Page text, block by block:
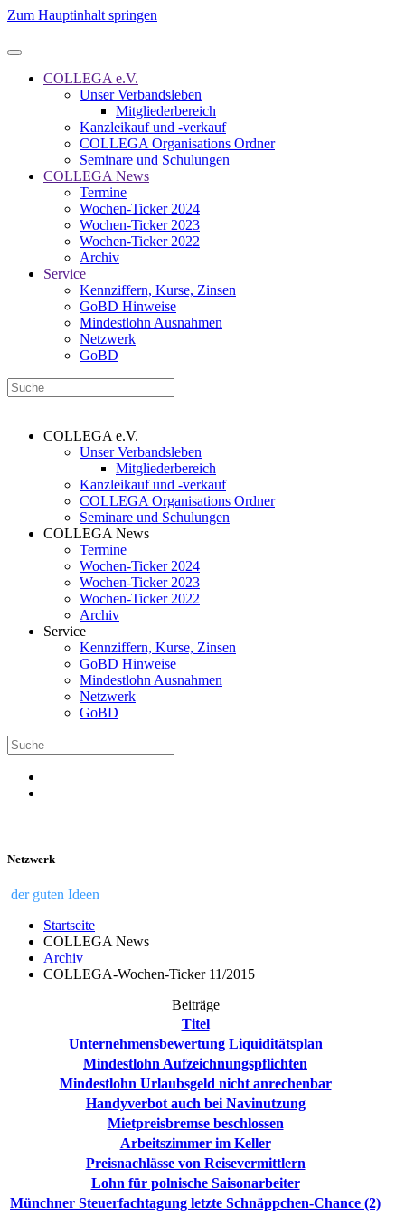
Zum Hauptinhalt springen
COLLEGA e.V.
Unser Verbandsleben
Mitgliederbereich
Kanzleikauf und -verkauf
COLLEGA Organisations Ordner
Seminare und Schulungen
COLLEGA News
Termine
Wochen-Ticker 2024
Wochen-Ticker 2023
Wochen-Ticker 2022
Archiv
Service
Kennziffern, Kurse, Zinsen
GoBD Hinweise
Mindestlohn Ausnahmen
Netzwerk
GoBD
COLLEGA e.V.
Unser Verbandsleben
Mitgliederbereich
Kanzleikauf und -verkauf
COLLEGA Organisations Ordner
Seminare und Schulungen
COLLEGA News
Termine
Wochen-Ticker 2024
Wochen-Ticker 2023
Wochen-Ticker 2022
Archiv
Service
Kennziffern, Kurse, Zinsen
GoBD Hinweise
Mindestlohn Ausnahmen
Netzwerk
GoBD
Netzwerk
der guten Ideen
Startseite
COLLEGA News
Archiv
COLLEGA-Wochen-Ticker 11/2015
Beiträge
Titel
Unternehmensbewertung Liquiditätsplan
Mindestlohn Aufzeichnungspflichten
Mindestlohn Urlaubsgeld nicht anrechenbar
Handyverbot auch bei Navinutzung
Mietpreisbremse beschlossen
Arbeitszimmer im Keller
Preisnachlässe von Reisevermittlern
Lohn für polnische Saisonarbeiter
Münchner Steuerfachtagung letzte Schnäppchen-Chance (2)